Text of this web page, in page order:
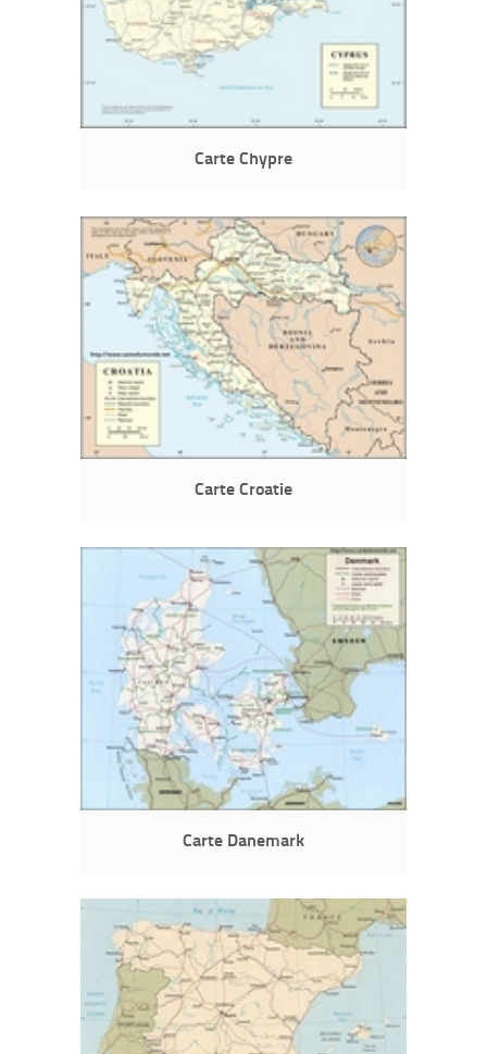
Carte Chypre
Carte Croatie
Carte Danemark